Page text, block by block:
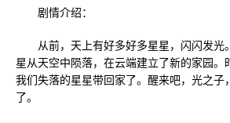
剧情介绍：
从前，天上有好多好多星星，闪闪发光
星从天空中陨落，在云端建立了新的家园
我们失落的星星带回家了。醒来吧，光之子
了。